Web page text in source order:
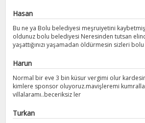
Hasan
Bu ne ya Bolu belediyesi meşruiyetini
oldunuz bolu belediyesi Neresinden tutsan
yaşattığınızı yaşamadan öldürmesin sizleri
Harun
Normal bir eve 3 bin küsur vergimi olur
kimlere sponsor oluyoruz.mavişleremi
villalaramı..beceriksiz ler
Turkan